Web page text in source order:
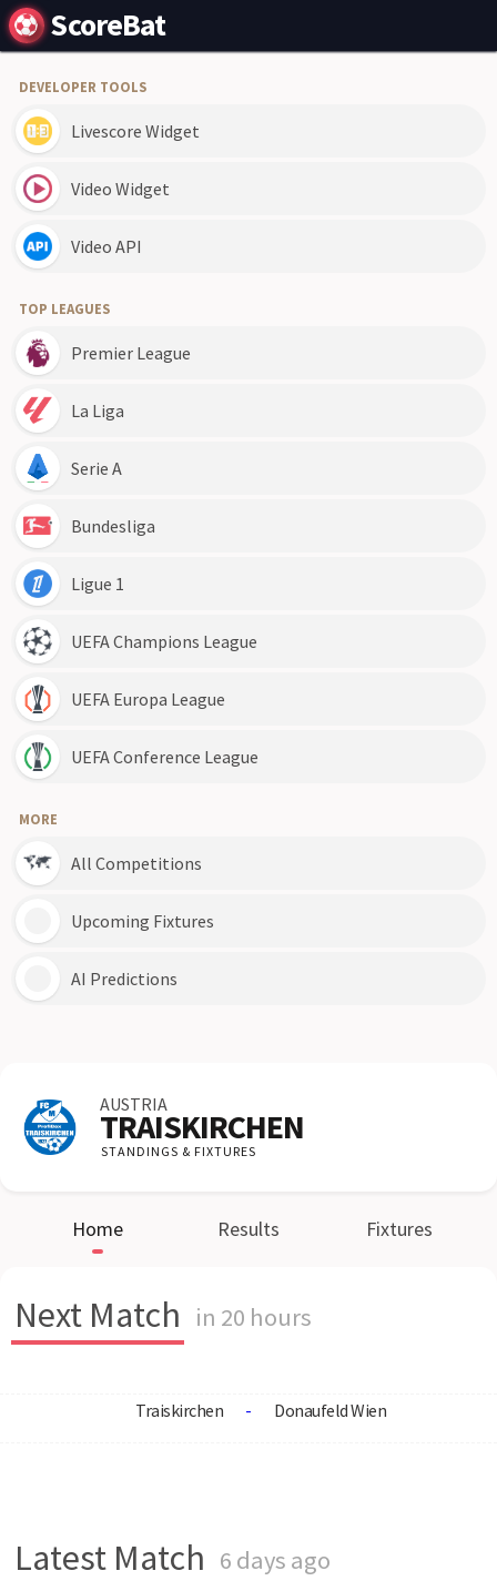
ScoreBat
DEVELOPER TOOLS
Livescore Widget
Video Widget
Video API
TOP LEAGUES
Premier League
La Liga
Serie A
Bundesliga
Ligue 1
UEFA Champions League
UEFA Europa League
UEFA Conference League
MORE
All Competitions
Upcoming Fixtures
AI Predictions
AUSTRIA
TRAISKIRCHEN
STANDINGS & FIXTURES
Home Results Fixtures
Next Match in 20 hours
Traiskirchen - Donaufeld Wien
Latest Match 6 days ago